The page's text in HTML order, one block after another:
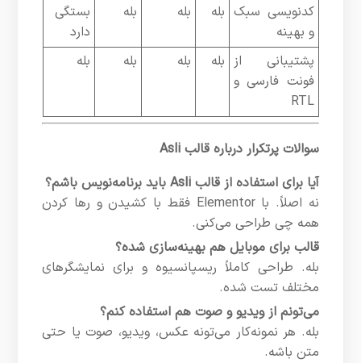
کدنویسی سبک
و بهینه
بله بله بله
بستگی
دارد
پشتیبانی از
فونت فارسی و
RTL
بله بله بله بله
سوالات پرتکرار درباره قالب Asli
آیا برای استفاده از قالب Asli باید برنامه‌نویس باشم؟
نه اصلاً. با Elementor فقط با کشیدن و رها کردن
همه چی طراحی می‌کنی.
قالب برای موبایل هم بهینه‌سازی شده؟
بله. طراحی کاملاً ریسپانسیوه و برای نمایشگرهای
مختلف تست شده.
می‌تونم از ویدیو و صوت هم استفاده کنم؟
بله. هر نمونه‌کار می‌تونه عکس، ویدیو، صوت یا حتی
متن باشه.